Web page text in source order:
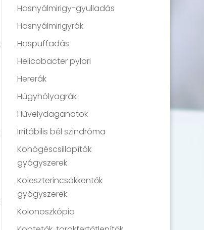
Hasnyálmirigy-gyulladás
Hasnyálmirigyrák
Haspuffadás
Helicobacter pylori
Hererák
Húgyhólyagrák
Hüvelydaganatok
Irritábilis bél szindróma
Köhögéscsillapítók
gyógyszerek
Koleszterincsökkentők
gyógyszerek
Kolonoszkópia